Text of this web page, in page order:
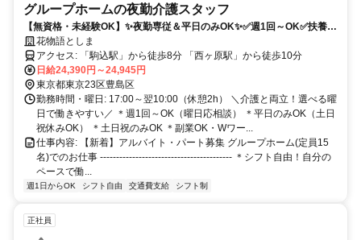
グループホームの夜勤介護スタッフ
【無資格・未経験OK】✨夜勤専従＆平日のみOK✨✅週1回～OK✅扶養内
OK✅️WワークOK✅️資格取得支援あり
花物語としま
アクセス: 「駒込駅」から徒歩8分 「西ヶ原駅」から徒歩10分
日給24,390円～24,945円
東京都東京23区豊島区
勤務時間・曜日: 17:00～翌10:00（休憩2h） ＼介護と両立！選べる曜
日で働きやすい／ ＊週1回～OK（曜日応相談） ＊平日のみOK（土日
祝休みOK） ＊土日祝のみOK ＊副業OK・Wワー...
仕事内容: 【新着】アルバイト・パート募集 グループホーム(定員15
名)でのお仕事 ----------------------------------------- ＊シフト自由！自分の
ペースで働...
週1日からOK シフト自由 交通費支給 シフト制
正社員